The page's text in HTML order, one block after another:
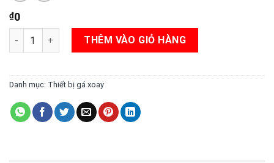
₫0
Đồ gá hàn ống Rotator Volcano ZG 5 TẤN - 100Tấn số lượng
THÊM VÀO GIỎ HÀNG
Danh mục: Thiết bị gá xoay